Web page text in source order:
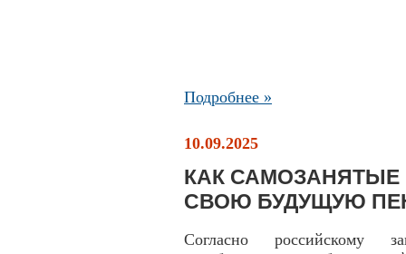
Подробнее »
10.09.2025
КАК
СВОЮ БУДУЩУЮ
Согласно российскому